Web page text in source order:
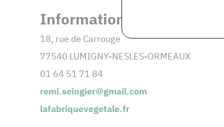
Informations et
18, rue de Carrouge
77540 LUMIGNY-NESLES-ORMEAUX
01 64 51 71 84
remi.seingier@gmail.com
lafabriquevegetale.fr